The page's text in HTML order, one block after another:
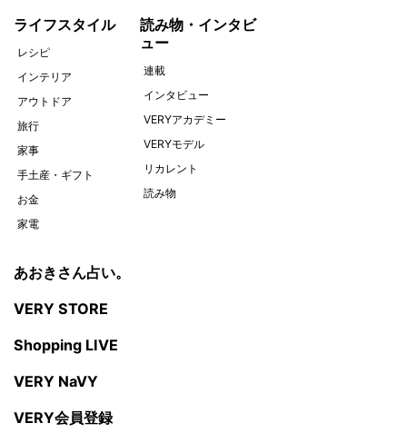
ライフスタイル
レシピ
インテリア
アウトドア
旅行
家事
手土産・ギフト
お金
家電
読み物・インタビ
ュー
連載
インタビュー
VERYアカデミー
VERYモデル
リカレント
読み物
あおきさん占い。
VERY STORE
Shopping LIVE
VERY NaVY
VERY会員登録